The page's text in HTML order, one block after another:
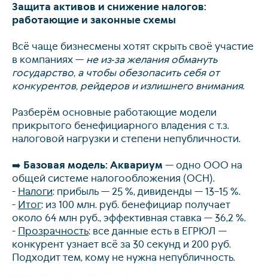
Защита активов и снижение налогов:
работающие и законные схемы
Всё чаще бизнесмены хотят скрыть своё участие
в компаниях — не из‑за желания обмануть
государство, а чтобы обезопасить себя от
конкурентов, рейдеров и излишнего внимания.
Разберём основные работающие модели
прикрытого бенефициарного владения с т.з.
налоговой нагрузки и степени непубличности.
➡️ Базовая модель: Аквариум — одно ООО на
общей системе налогообложения (ОСН).
- Налоги: прибыль — 25 %, дивиденды — 13–15 %.
- Итог: из 100 млн. руб. бенефициар получает
около 64 млн руб., эффективная ставка — 36,2 %.
- Прозрачность: все данные есть в ЕГРЮЛ —
конкурент узнает всё за 30 секунд и 200 руб.
Подходит тем, кому не нужна непубличность.